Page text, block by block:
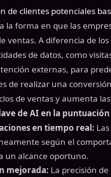
de clientes potenciales
la forma en que las
ventas. A diferencia de
de datos, como
externas, para
de realizar una
de ventas y aumenta
de AI en la
en tiempo real:
según el
un alcance oportuno.
mejorada: La precisión